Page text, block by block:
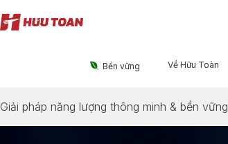
 Bền vững Về Hữu Toàn
Giải pháp năng lượng thông minh & bền vững